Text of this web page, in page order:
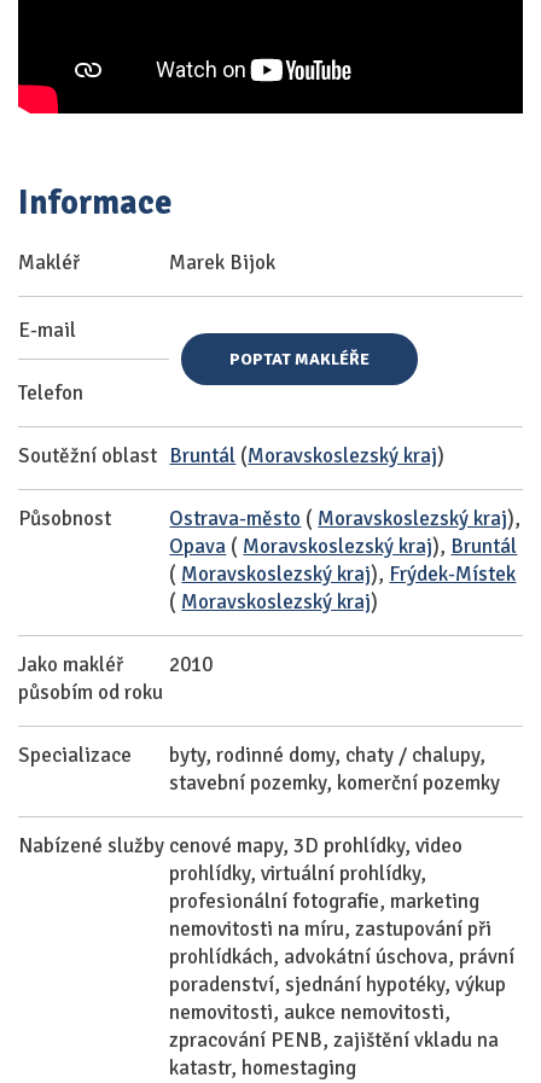
Informace
Makléř Marek Bijok
E-mail
Telefon
POPTAT MAKLÉŘE
Soutěžní oblast Bruntál (Moravskoslezský kraj)
Působnost Ostrava-město ( Moravskoslezský kraj),
Opava ( Moravskoslezský kraj), Bruntál
( Moravskoslezský kraj), Frýdek-Místek
( Moravskoslezský kraj)
Jako makléř
působím od roku
2010
Specializace
byty, rodinné domy, chaty / chalupy,
stavební pozemky, komerční pozemky
Nabízené služby cenové mapy, 3D prohlídky, video
prohlídky, virtuální prohlídky,
profesionální fotografie, marketing
nemovitosti na míru, zastupování při
prohlídkách, advokátní úschova, právní
poradenství, sjednání hypotéky, výkup
nemovitosti, aukce nemovitosti,
zpracování PENB, zajištění vkladu na
katastr, homestaging